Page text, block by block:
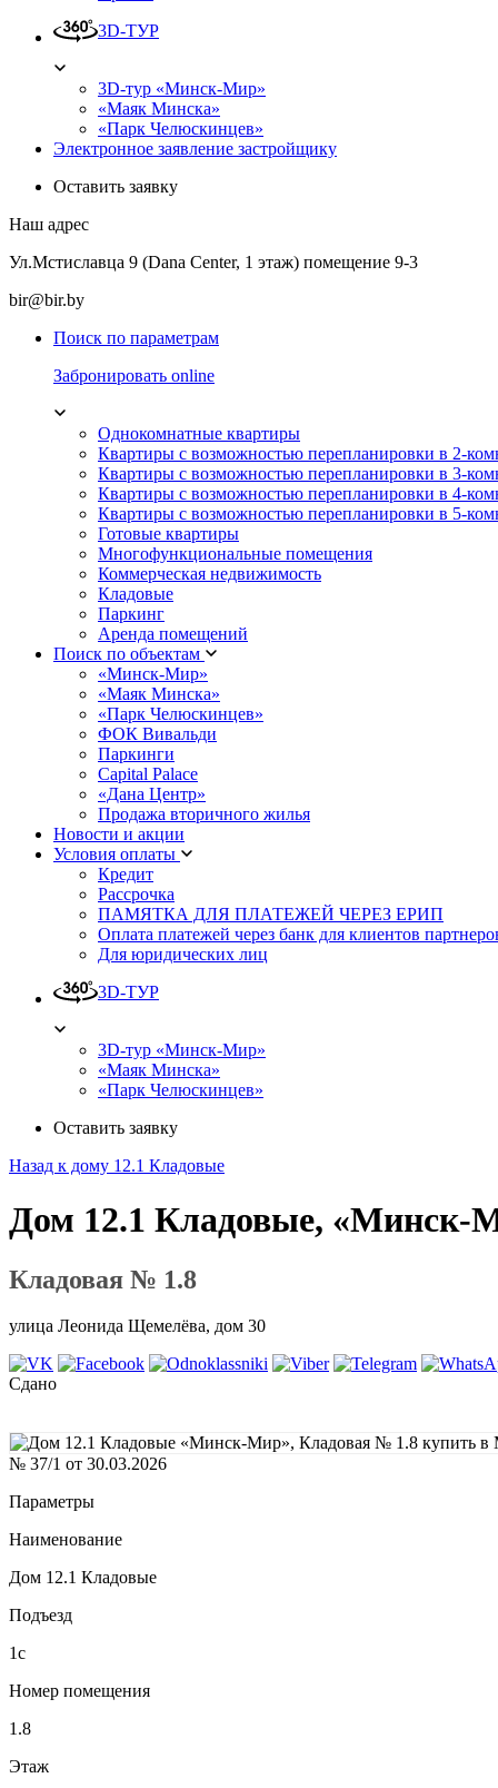
3D-ТУР
3D-тур «Минск-Мир»
«Маяк Минска»
«Парк Челюскинцев»
Электронное заявление застройщику
Оставить заявку
Наш адрес
Ул.Мстиславца 9 (Dana Center, 1 этаж) помещение 9-3
bir@bir.by
Поиск по параметрам
Забронировать online
Однокомнатные квартиры
Квартиры с возможностью перепланировки в 2-
Квартиры с возможностью перепланировки в 3-
Квартиры с возможностью перепланировки в 4-
Квартиры с возможностью перепланировки в 5-
Готовые квартиры
Многофункциональные помещения
Коммерческая недвижимость
Кладовые
Паркинг
Аренда помещений
Поиск по объектам
«Минск-Мир»
«Маяк Минска»
«Парк Челюскинцев»
ФОК Вивальди
Паркинги
Capital Palace
«Дана Центр»
Продажа вторичного жилья
Новости и акции
Условия оплаты
Кредит
Рассрочка
ПАМЯТКА ДЛЯ ПЛАТЕЖЕЙ ЧЕРЕЗ ЕРИП
Оплата платежей через банк для клиентов
Для юридических лиц
3D-ТУР
3D-тур «Минск-Мир»
«Маяк Минска»
«Парк Челюскинцев»
Оставить заявку
Назад к дому 12.1 Кладовые
Дом 12.1 Кладовые, «Минск-
Кладовая № 1.8
улица Леонида Щемелёва, дом 30
Сдано
№ 37/1 от 30.03.2026
Параметры
Наименование
Дом 12.1 Кладовые
Подъезд
1с
Номер помещения
1.8
Этаж